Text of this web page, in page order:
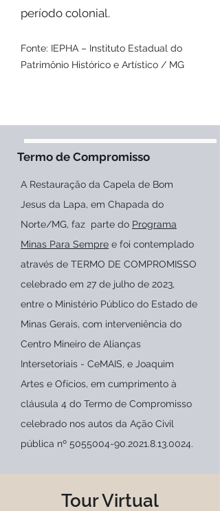
período colonial.
Fonte: IEPHA – Instituto Estadual do
Patrimônio Histórico e Artístico / MG
Termo de Compromisso
A Restauração da Capela de Bom
Jesus da Lapa, em Chapada do
Norte/MG, faz parte do Programa
Minas Para Sempre e foi contemplado
através de TERMO DE COMPROMISSO
celebrado em 27 de julho de 2023,
entre o Ministério Público do Estado de
Minas Gerais, com interveniência do
Centro Mineiro de Alianças
Intersetoriais - CeMAIS, e Joaquim
Artes e Ofícios, em cumprimento à
cláusula 4 do Termo de Compromisso
celebrado nos autos da Ação Civil
pública nº 5055004-90.2021.8.13.0024.
Tour Virtual